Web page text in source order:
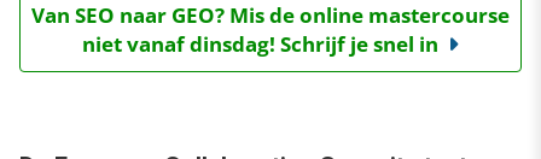
Van SEO naar GEO? Mis de online mastercourse
niet vanaf dinsdag! Schrijf je snel in